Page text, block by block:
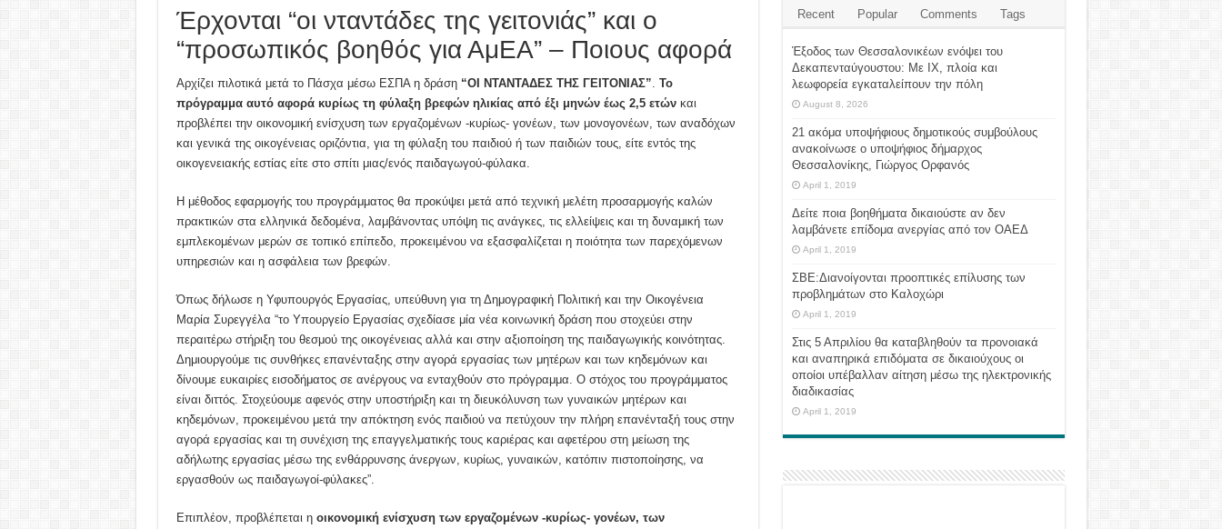
Έρχονται “οι νταντάδες της γειτονιάς” και ο
“προσωπικός βοηθός για ΑμΕΑ” – Ποιους αφορά
Αρχίζει πιλοτικά μετά το Πάσχα μέσω ΕΣΠΑ η δράση “ΟΙ ΝΤΑΝΤΑΔΕΣ ΤΗΣ ΓΕΙΤΟΝΙΑΣ” Το
πρόγραμμα αυτό αφορά κυρίως τη φύλαξη βρεφών ηλικίας από έξι μηνών έως 2,5 ετώνκαι
προβλέπει την οικονομική ενίσχυση των εργαζομένων -κυρίως- γονέων, των μονογονέων, των αναδόχων
και γενικά της οικογένειας οριζόντια, για τη φύλαξη του παιδιού ή των παιδιών τους, είτε εντός της
οικογενειακής εστίας είτε στο σπίτι μιας/ενός παιδαγωγού-φύλακα.
Η μέθοδος εφαρμογής του προγράμματος θα προκύψει μετά από τεχνική μελέτη προσαρμογής καλών
πρακτικών στα ελληνικά δεδομένα, λαμβάνοντας υπόψη τις ανάγκες, τις ελλείψεις και τη δυναμική των
εμπλεκομένων μερών σε τοπικό επίπεδο, προκειμένου να εξασφαλίζεται η ποιότητα των παρεχόμενων
υπηρεσιών και η ασφάλεια των βρεφών.
Όπως δήλωσε η Υφυπουργός Εργασίας, υπεύθυνη για τη Δημογραφική Πολιτική και την Οικογένεια
Μαρία Συρεγγέλα “το Υπουργείο Εργασίας σχεδίασε μία νέα κοινωνική δράση που στοχεύει στην
περαιτέρω στήριξη του θεσμού της οικογένειας αλλά και στην αξιοποίηση της παιδαγωγικής κοινότητας.
Δημιουργούμε τις συνθήκες επανένταξης στην αγορά εργασίας των μητέρων και των κηδεμόνων και
δίνουμε ευκαιρίες εισοδήματος σε ανέργους να ενταχθούν στο πρόγραμμα. Ο στόχος του προγράμματος
είναι διττός. Στοχεύουμε αφενός στην υποστήριξη και τη διευκόλυνση των γυναικών μητέρων και
κηδεμόνων, προκειμένου μετά την απόκτηση ενός παιδιού να πετύχουν την πλήρη επανένταξή τους στην
αγορά εργασίας και τη συνέχιση της επαγγελματικής τους καριέρας και αφετέρου στη μείωση της
αδήλωτης εργασίας μέσω της ενθάρρυνσης άνεργων, κυρίως, γυναικών, κατόπιν πιστοποίησης, να
εργασθούν ως παιδαγωγοί-φύλακες”.
Επιπλέον, προβλέπεται η οικονομική ενίσχυση των εργαζομένων -κυρίως- γονέων, των
Recent Popular Comments Tags
Έξοδος των Θεσσαλονικέων ενόψει του
Δεκαπενταύγουστου: Με ΙΧ, πλοία και
λεωφορεία εγκαταλείπουν την πόλη
August 8, 2026
21 ακόμα υποψήφιους δημοτικούς συμβούλους
ανακοίνωσε ο υποψήφιος δήμαρχος
Θεσσαλονίκης, Γιώργος Ορφανός
April 1, 2019
Δείτε ποια βοηθήματα δικαιούστε αν δεν
λαμβάνετε επίδομα ανεργίας από τον ΟΑΕΔ
April 1, 2019
ΣΒΕ:Διανοίγονται προοπτικές επίλυσης των
προβλημάτων στο Καλοχώρι
April 1, 2019
Στις 5 Απριλίου θα καταβληθούν τα προνοιακά
και αναπηρικά επιδόματα σε δικαιούχους οι
οποίοι υπέβαλλαν αίτηση μέσω της ηλεκτρονικής
διαδικασίας
April 1, 2019